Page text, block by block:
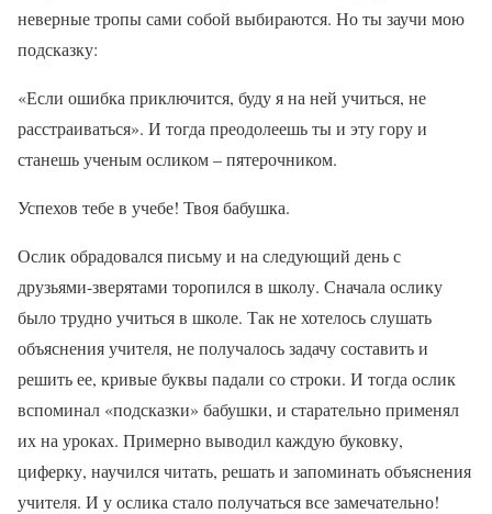
неверные тропы сами собой выбираются. Но ты заучи мою
подсказку:
«Если ошибка приключится, буду я на ней учиться, не
расстраиваться». И тогда преодолеешь ты и эту гору и
станешь ученым осликом – пятерочником.
Успехов тебе в учебе! Твоя бабушка.
Ослик обрадовался письму и на следующий день с
друзьями-зверятами торопился в школу. Сначала ослику
было трудно учиться в школе. Так не хотелось слушать
объяснения учителя, не получалось задачу составить и
решить ее, кривые буквы падали со строки. И тогда ослик
вспоминал «подсказки» бабушки, и старательно применял
их на уроках. Примерно выводил каждую буковку,
циферку, научился читать, решать и запоминать объяснения
учителя. И у ослика стало получаться все замечательно!